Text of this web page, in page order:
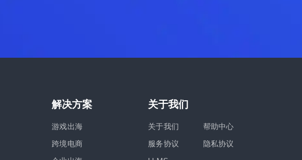
解决方案
游戏出海
跨境电商
关于我们
关于我们
帮助中心
服务协议
隐私协议